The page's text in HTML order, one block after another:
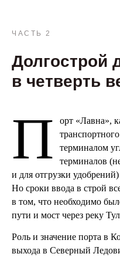
ЧАСТЬ 2
Долгострой
в четверть
П
орт «Лавна»,
терминалом
терминалов
и для отгрузки
Но сроки ввода в строй
в том, что необходимо
пути и мост через реку
Роль и значение порта в
выхода в Северный